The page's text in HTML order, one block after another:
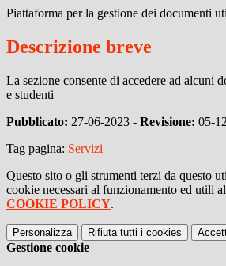
Piattaforma per la gestione dei documenti
Descrizione breve
La sezione consente di accedere ad alcuni
e studenti
Pubblicato: 27-06-2023 - Revisione: 05-
Tag pagina: Servizi
Questo sito o gli strumenti terzi da questo
cookie necessari al funzionamento ed utili
COOKIE POLICY.
Personalizza Rifiuta tutti i cookies
Gestione cookie